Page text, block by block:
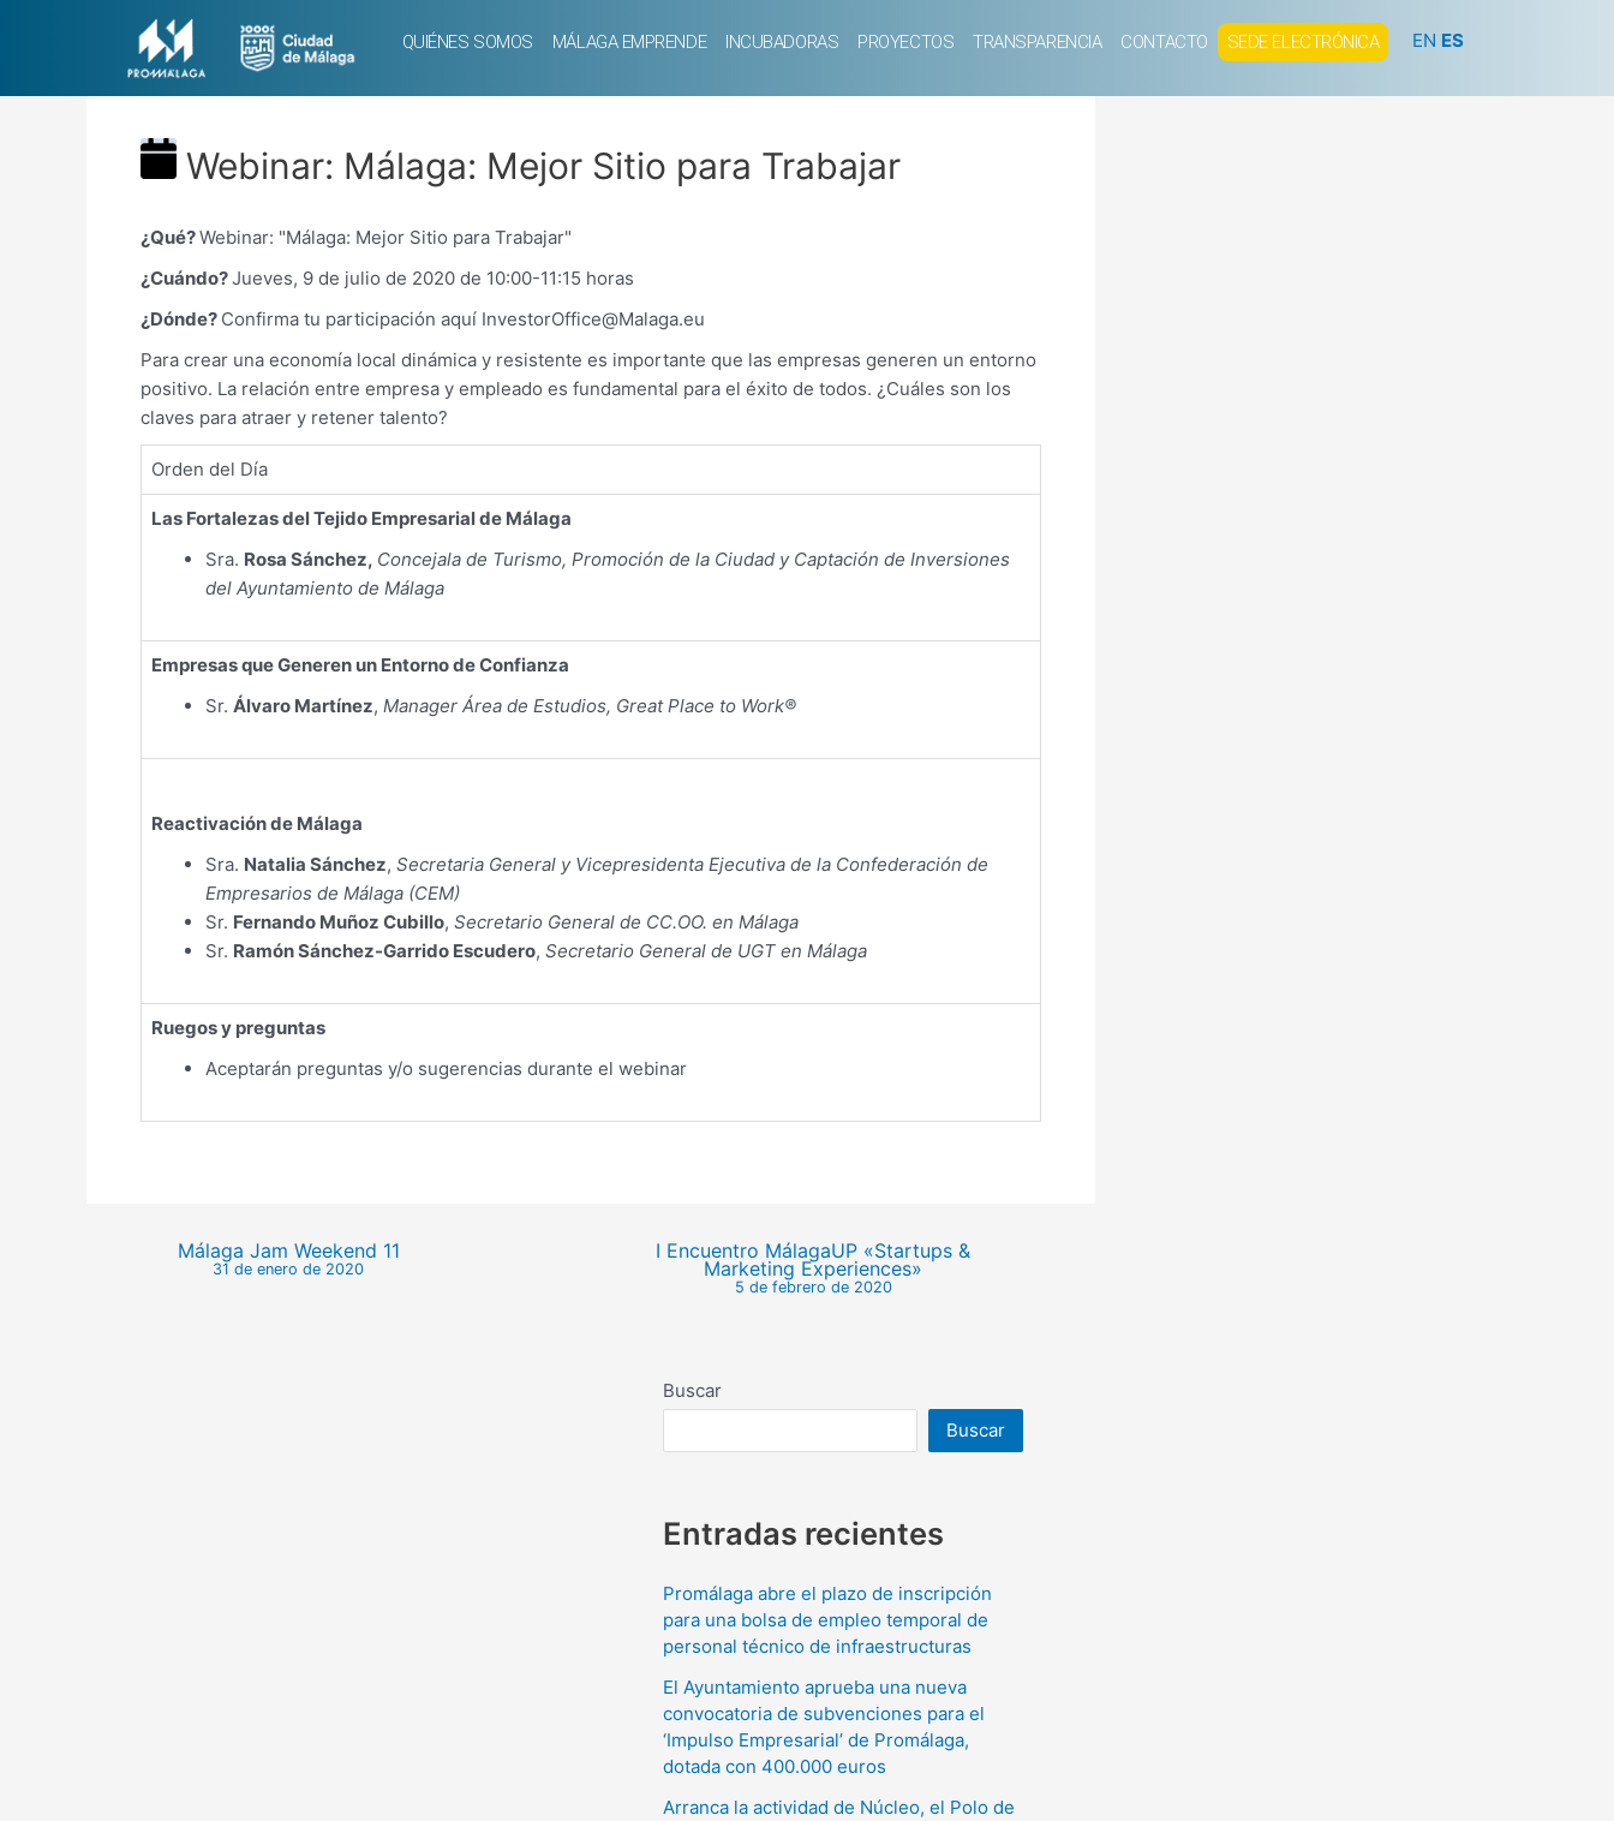
QUIÉNES SOMOS MÁLAGA EMPRENDE INCUBADORAS PROYECTOS TRANSPARENCIA CONTACTO SEDE ELECTRÓNICA EN ES
Webinar: Málaga: Mejor Sitio para Trabajar
¿Qué?Webinar: "Málaga: Mejor Sitio para Trabajar"
¿Cuándo?Jueves, 9 de julio de 2020 de 10:00-11:15 horas
¿Dónde? Confirma tu participación aquí InvestorOffice@Malaga.eu
Para crear una economía local dinámica y resistente es importante que las empresas generen un entorno
positivo. La relación entre empresa y empleado es fundamental para el éxito de todos. ¿Cuáles son los
claves para atraer y retener talento?
Orden del Día
Las Fortalezas del Tejido Empresarial de Málaga
Sra. Rosa Sánchez, Concejala de Turismo, Promoción de la Ciudad y Captación de Inversiones
del Ayuntamiento de Málaga
Empresas que Generen un Entorno de Confianza
Sr. Álvaro Martínez, Manager Área de Estudios, Great Place to Work®
Reactivación de Málaga
Sra. Natalia Sánchez, Secretaria General y Vicepresidenta Ejecutiva de la Confederación de
Empresarios de Málaga (CEM)
Sr. Fernando Muñoz Cubillo, Secretario General de CC.OO. en Málaga
Sr. Ramón Sánchez-Garrido Escudero, Secretario General de UGT en Málaga
Ruegos y preguntas
Aceptarán preguntas y/o sugerencias durante el webinar
Málaga Jam Weekend 11
31 de enero de 2020
I Encuentro MálagaUP «Startups &
Marketing Experiences»
5 de febrero de 2020
Buscar
Buscar
Entradas recientes
Promálaga abre el plazo de inscripción
para una bolsa de empleo temporal de
personal técnico de infraestructuras
El Ayuntamiento aprueba una nueva
convocatoria de subvenciones para el
‘Impulso Empresarial’ de Promálaga,
dotada con 400.000 euros
Arranca la actividad de Núcleo, el Polo de